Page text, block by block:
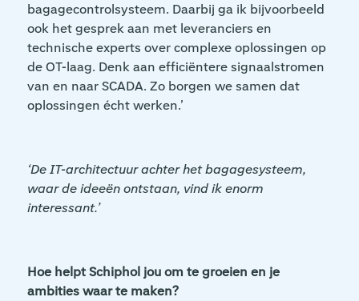
bagagecontrolsysteem. Daarbij ga ik bijvoorbeeld
ook het gesprek aan met leveranciers en
technische experts over complexe oplossingen op
de OT-laag. Denk aan efficiëntere signaalstromen
van en naar SCADA. Zo borgen we samen dat
oplossingen écht werken.’
‘De IT-architectuur achter het bagagesysteem,
waar de ideeën ontstaan, vind ik enorm
interessant.’
Hoe helpt Schiphol jou om te groeien en je
ambities waar te maken?